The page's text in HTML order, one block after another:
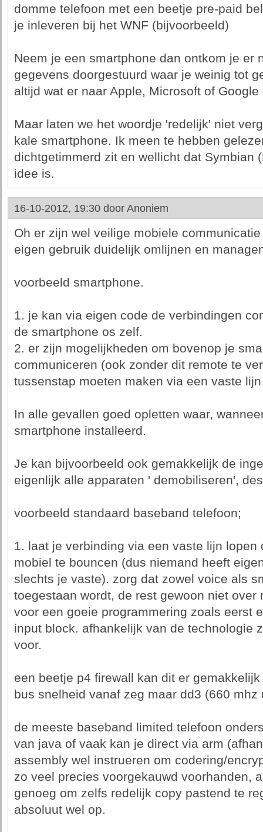
domme telefoon met een beetje pre-paid
je inleveren bij het WNF (bijvoorbeeld)
Neem je een smartphone dan ontkom je er
gegevens doorgestuurd waar je weinig tot
altijd wat er naar Apple, Microsoft of Google
Maar laten we het woordje 'redelijk' niet
kale smartphone. Ik meen te hebben
dichtgetimmerd zit en wellicht dat Symbian
idee is.
16-10-2012, 19:30 door Anoniem
Oh er zijn wel veilige mobiele
eigen gebruik duidelijk omlijnen en
voorbeeld smartphone.
1. je kan via eigen code de verbindingen
de smartphone os zelf.
2. er zijn mogelijkheden om bovenop je
communiceren (ook zonder dit remote te
tussenstap moeten maken via een vaste
In alle gevallen goed opletten waar,
smartphone installeerd.
Je kan bijvoorbeeld ook gemakkelijk de
eigenlijk alle apparaten ' demobiliseren',
voorbeeld standaard baseband telefoon;
1. laat je verbinding via een vaste lijn lopen
mobiel te bouncen (dus niemand heeft
slechts je vaste). zorg dat zowel voice als
toegestaan wordt, de rest gewoon niet over
voor een goeie programmering zoals eerst
input block. afhankelijk van de technologie
voor.
een beetje p4 firewall kan dit er
bus snelheid vanaf zeg maar dd3 (660 mhz
de meeste baseband limited telefoon
van java of vaak kan je direct via arm
assembly wel instrueren om codering/
zo veel precies voorgekauwd voorhanden,
genoeg om zelfs redelijk copy pastend te
absoluut wel op.